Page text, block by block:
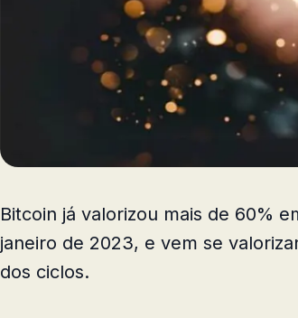
Bitcoin já valorizou mais de 60%
janeiro de 2023, e vem se
dos ciclos.